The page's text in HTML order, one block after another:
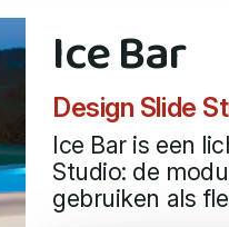
Ice Bar
Design Slide
Ice Bar is een
Studio: de
gebruiken als